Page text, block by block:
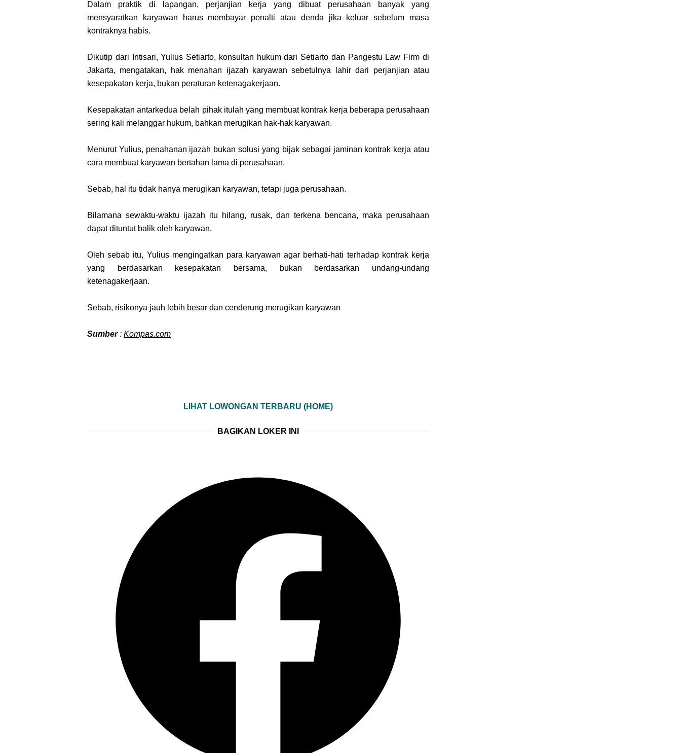
Dalam praktik di lapangan, perjanjian kerja yang dibuat perusahaan banyak yang
mensyaratkan karyawan harus membayar penalti atau denda jika keluar sebelum masa
kontraknya habis.
Dikutip dari Intisari, Yulius Setiarto, konsultan hukum dari Setiarto dan Pangestu Law Firm di
Jakarta, mengatakan, hak menahan ijazah karyawan sebetulnya lahir dari perjanjian atau
kesepakatan kerja, bukan peraturan ketenagakerjaan.
Kesepakatan antarkedua belah pihak itulah yang membuat kontrak kerja beberapa perusahaan
sering kali melanggar hukum, bahkan merugikan hak-hak karyawan.
Menurut Yulius, penahanan ijazah bukan solusi yang bijak sebagai jaminan kontrak kerja atau
cara membuat karyawan bertahan lama di perusahaan.
Sebab, hal itu tidak hanya merugikan karyawan, tetapi juga perusahaan.
Bilamana sewaktu-waktu ijazah itu hilang, rusak, dan terkena bencana, maka perusahaan
dapat dituntut balik oleh karyawan.
Oleh sebab itu, Yulius mengingatkan para karyawan agar berhati-hati terhadap kontrak kerja
yang berdasarkan kesepakatan bersama, bukan berdasarkan undang-undang
ketenagakerjaan.
Sebab, risikonya jauh lebih besar dan cenderung merugikan karyawan
Sumber: Kompas.com
LIHAT LOWONGAN TERBARU (HOME)
BAGIKAN LOKER INI